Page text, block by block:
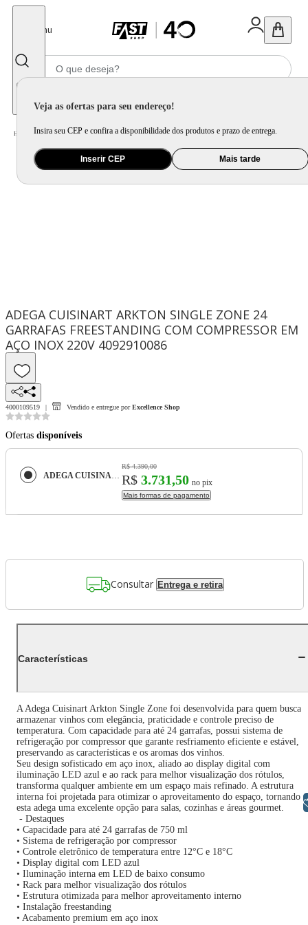
Menu
Veja as ofertas para seu endereço!
Insira seu CEP e confira a disponibilidade dos produtos e prazo de entrega.
Inserir CEP Mais tarde
Home Eletrodomésticos / Adega
ADEGA CUISINART ARKTON SINGLE ZONE 24
GARRAFAS FREESTANDING COM COMPRESSOR EM
AÇO INOX 220V 4092910086
4000109519 Vendido e entregue por Excellence Shop
Ofertas disponíveis
ADEGA CUISINART ARKTON SINGLE ZONE 24 GARRAFAS FREESTANDING COM COMPRESSOR EM AÇO INOX 220V 4092910086
R$ 4.390,00
R$ 3.731,50 no pix
Mais formas de pagamento
Consultar Entrega e retira
Características
A Adega Cuisinart Arkton Single Zone foi desenvolvida para quem busca
armazenar vinhos com elegância, praticidade e controle preciso de
temperatura. Com capacidade para até 24 garrafas, possui sistema de
refrigeração por compressor que garante resfriamento eficiente e estável,
preservando as características e os aromas dos vinhos.
Seu design sofisticado em aço inox, aliado ao display digital com
iluminação LED azul e ao rack para melhor visualização dos rótulos,
transforma qualquer ambiente em um espaço mais refinado. A estrutura
interna foi projetada para otimizar o aproveitamento do espaço, tornando
esta adega uma excelente opção para salas, cozinhas e áreas gourmet.
- Destaques
• Capacidade para até 24 garrafas de 750 ml
• Sistema de refrigeração por compressor
• Controle eletrônico de temperatura entre 12°C e 18°C
• Display digital com LED azul
• Iluminação interna em LED de baixo consumo
• Rack para melhor visualização dos rótulos
• Estrutura otimizada para melhor aproveitamento interno
• Instalação freestanding
• Acabamento premium em aço inox
Libras